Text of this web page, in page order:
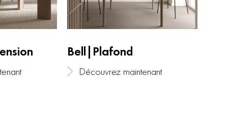
Bell|Plafond
Découvrez maintenant